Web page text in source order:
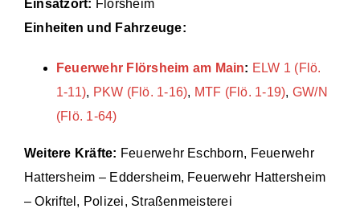
Einsatzort: Flörsheim
Einheiten und Fahrzeuge:
Feuerwehr Flörsheim am Main: ELW 1 (Flö.
1-11), PKW (Flö. 1-16), MTF (Flö. 1-19), GW/N
(Flö. 1-64)
Weitere Kräfte: Feuerwehr Eschborn, Feuerwehr
Hattersheim – Eddersheim, Feuerwehr Hattersheim
– Okriftel, Polizei, Straßenmeisterei